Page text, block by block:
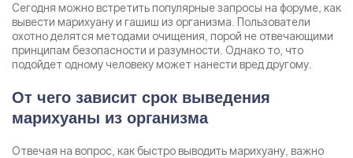
Сегодня можно встретить популярные запросы на форуме, как
вывести марихуану и гашиш из организма. Пользователи
охотно делятся методами очищения, порой не отвечающими
принципам безопасности и разумности. Однако то, что
подойдет одному человеку может нанести вред другому.
От чего зависит срок выведения
марихуаны из организма
Отвечая на вопрос, как быстро выводить марихуану, важно